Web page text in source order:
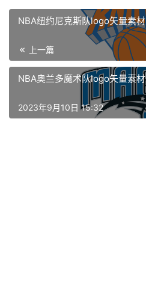
首
页
NBA纽约尼克斯队logo矢量素材
上一篇
NBA奥兰多魔术队logo矢量素材
2023年9月10日 15:32